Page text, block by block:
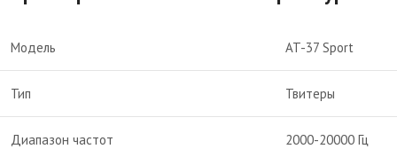
Модель AT-37 Sport
Тип Твитеры
Диапазон частот 2000-20000 Гц